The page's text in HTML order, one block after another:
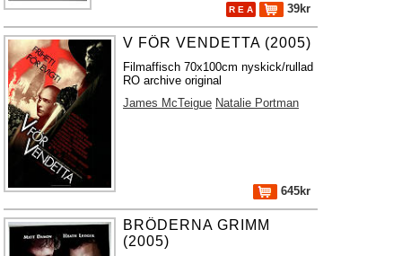
R E A 39kr
V FÖR VENDETTA (2005)
Filmaffisch 70x100cm nyskick/rullad
RO archive original
James McTeigue Natalie Portman
645kr
BRÖDERNA GRIMM
(2005)